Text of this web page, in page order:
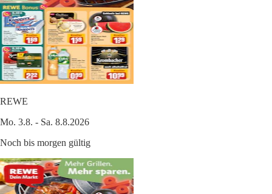
REWE
Mo. 3.8. - Sa. 8.8.2026
Noch bis morgen gültig